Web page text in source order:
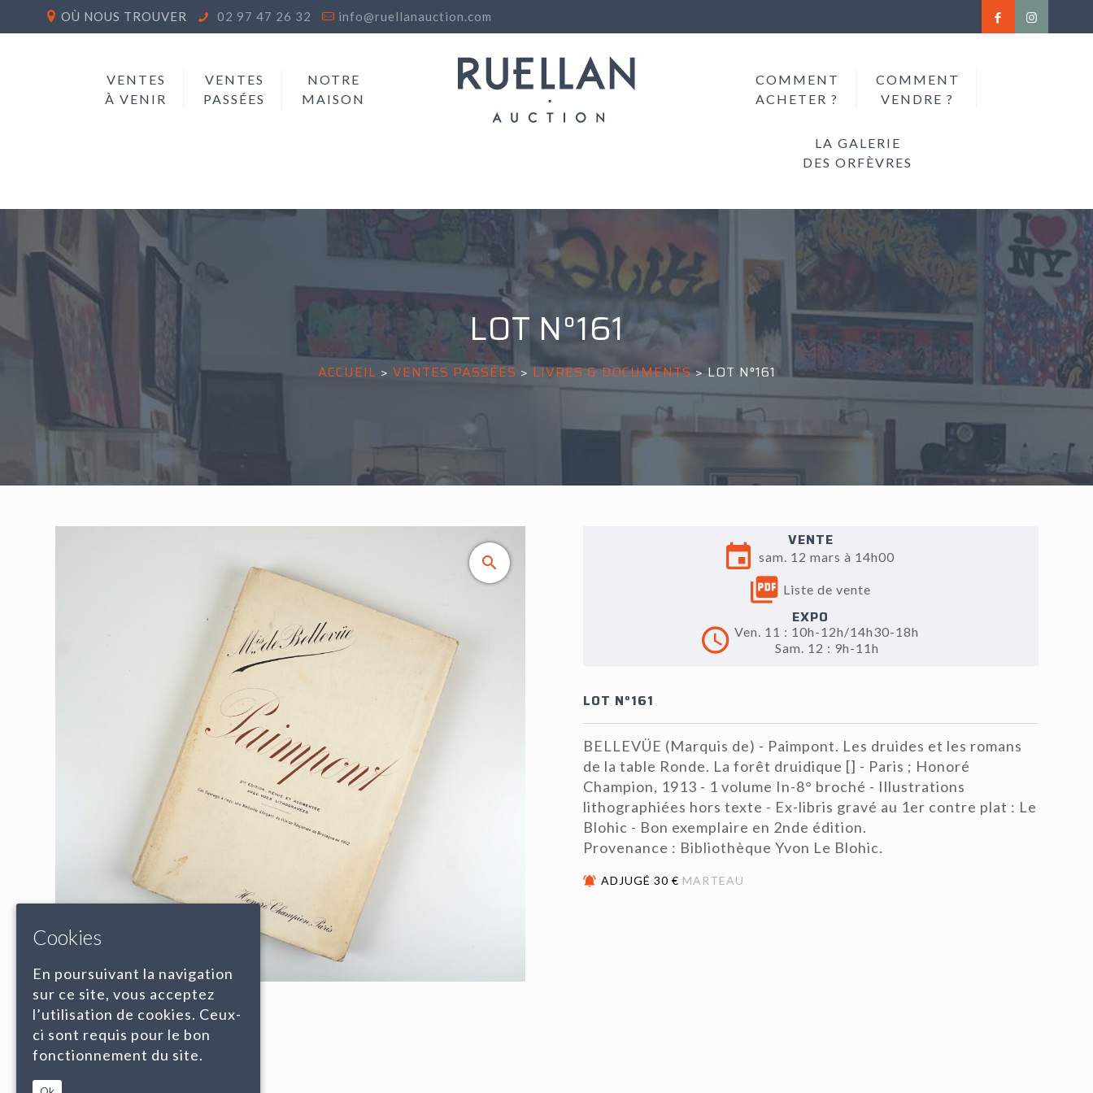
OÙ NOUS TROUVER 02 97 47 26 32 info@ruellanauction.com
VENTES
À VENIR
VENTES
PASSÉES
NOTRE
MAISON
COMMENT
ACHETER ?
COMMENT
VENDRE ?
LA GALERIE
DES ORFÈVRES
LOT N°161
ACCUEIL > VENTES PASSÉES >LIVRES & DOCUMENTS>LOT N°161
VENTE
sam. 12 mars à 14h00
Liste de vente
EXPO
Ven. 11 : 10h-12h/14h30-18h
Sam. 12 : 9h-11h
LOT N°161
BELLEVÜE (Marquis de) - Paimpont. Les druides et les romans
de la table Ronde. La forêt druidique [] - Paris ; Honoré
Champion, 1913 - 1 volume In-8° broché - Illustrations
lithographiées hors texte - Ex-libris gravé au 1er contre plat : Le
Blohic - Bon exemplaire en 2nde édition.
Provenance : Bibliothèque Yvon Le Blohic.
ADJUGÉ 30 € MARTEAU
Cookies
En poursuivant la navigation
sur ce site, vous acceptez
l’utilisation de cookies. Ceux-
ci sont requis pour le bon
fonctionnement du site.